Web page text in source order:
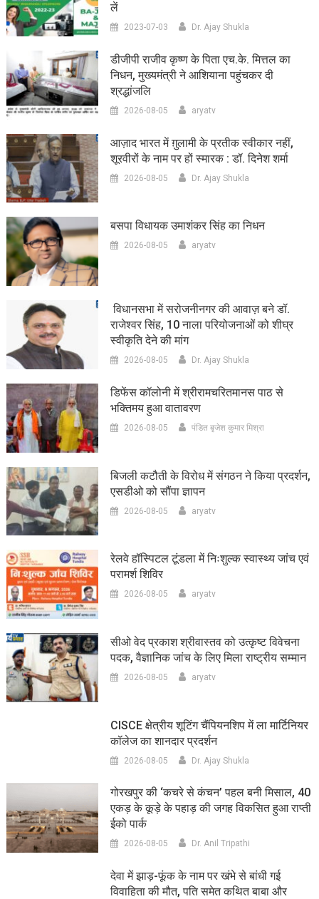
लें
2023-07-03 Dr. Ajay Shukla
डीजीपी राजीव कृष्ण के पिता एच.के. मित्तल का
निधन, मुख्यमंत्री ने आशियाना पहुंचकर दी
श्रद्धांजलि
2026-08-05 aryatv
आज़ाद भारत में ग़ुलामी के प्रतीक स्वीकार नहीं,
शूरवीरों के नाम पर हों स्मारक : डॉ. दिनेश शर्मा
2026-08-05 Dr. Ajay Shukla
बसपा विधायक उमाशंकर सिंह का निधन
2026-08-05 aryatv
विधानसभा में सरोजनीनगर की आवाज़ बने डॉ.
राजेश्वर सिंह, 10 नाला परियोजनाओं को शीघ्र
स्वीकृति देने की मांग
2026-08-05 Dr. Ajay Shukla
डिफेंस कॉलोनी में श्रीरामचरितमानस पाठ से
भक्तिमय हुआ वातावरण
2026-08-05 पंडित बृजेश कुमार मिश्रा
बिजली कटौती के विरोध में संगठन ने किया प्रदर्शन,
एसडीओ को सौंपा ज्ञापन
2026-08-05 aryatv
रेलवे हॉस्पिटल टूंडला में निःशुल्क स्वास्थ्य जांच एवं
परामर्श शिविर
2026-08-05 aryatv
सीओ वेद प्रकाश श्रीवास्तव को उत्कृष्ट विवेचना
पदक, वैज्ञानिक जांच के लिए मिला राष्ट्रीय सम्मान
2026-08-05 aryatv
CISCE क्षेत्रीय शूटिंग चैंपियनशिप में ला मार्टिनियर
कॉलेज का शानदार प्रदर्शन
2026-08-05 Dr. Ajay Shukla
गोरखपुर की ‘कचरे से कंचन’ पहल बनी मिसाल, 40
एकड़ के कूड़े के पहाड़ की जगह विकसित हुआ राप्ती
ईको पार्क
2026-08-05 Dr. Anil Tripathi
देवा में झाड़-फूंक के नाम पर खंभे से बांधी गई
विवाहिता की मौत, पति समेत कथित बाबा और